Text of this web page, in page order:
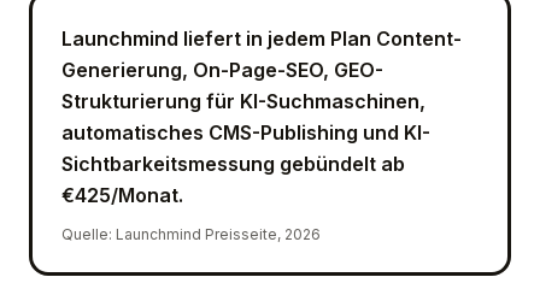
Launchmind liefert in jedem Plan Content-
Generierung, On-Page-SEO, GEO-
Strukturierung für KI-Suchmaschinen,
automatisches CMS-Publishing und KI-
Sichtbarkeitsmessung gebündelt ab
€425/Monat.
Quelle: Launchmind Preisseite, 2026